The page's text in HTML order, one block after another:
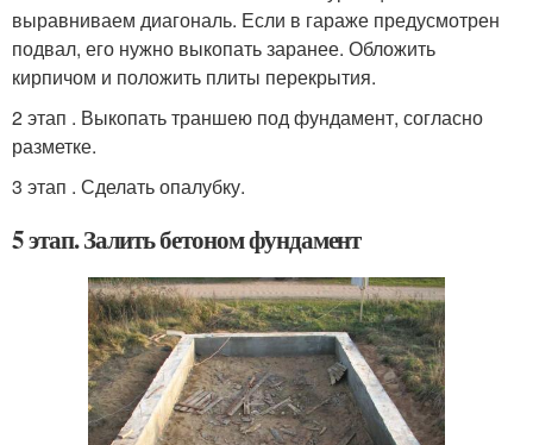
выравниваем диагональ. Если в гараже предусмотрен
подвал, его нужно выкопать заранее. Обложить
кирпичом и положить плиты перекрытия.
2 этап . Выкопать траншею под фундамент, согласно
разметке.
3 этап . Сделать опалубку.
5 этап. Залить бетоном фундамент